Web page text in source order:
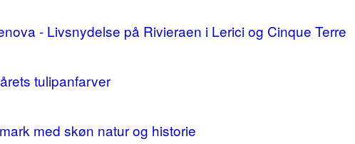
- Livsnydelse på Rivieraen i Lerici og Cinque Terre
tulipanfarver
med skøn natur og historie